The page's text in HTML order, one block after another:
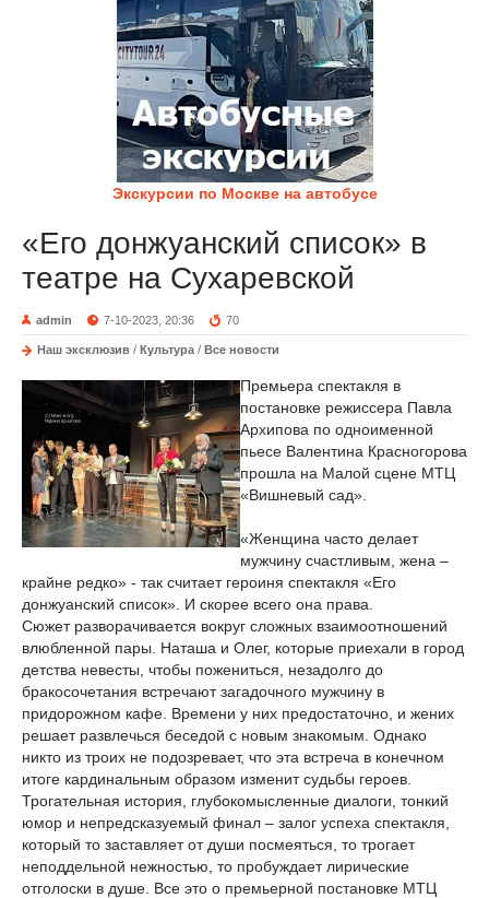
Экскурсии по Москве на автобусе
«Его донжуанский список» в
театре на Сухаревской
admin 7-10-2023, 20:36 70
Наш эксклюзив / Культура / Все новости
Премьера спектакля в
постановке режиссера Павла
Архипова по одноименной
пьесе Валентина Красногорова
прошла на Малой сцене МТЦ
«Вишневый сад».
«Женщина часто делает
мужчину счастливым, жена –
крайне редко» - так считает героиня спектакля «Его
донжуанский список». И скорее всего она права.
Сюжет разворачивается вокруг сложных взаимоотношений
влюбленной пары. Наташа и Олег, которые приехали в город
детства невесты, чтобы пожениться, незадолго до
бракосочетания встречают загадочного мужчину в
придорожном кафе. Времени у них предостаточно, и жених
решает развлечься беседой с новым знакомым. Однако
никто из троих не подозревает, что эта встреча в конечном
итоге кардинальным образом изменит судьбы героев.
Трогательная история, глубокомысленные диалоги, тонкий
юмор и непредсказуемый финал – залог успеха спектакля,
который то заставляет от души посмеяться, то трогает
неподдельной нежностью, то пробуждает лирические
отголоски в душе. Все это о премьерной постановке МТЦ